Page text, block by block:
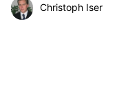
Christoph Iser